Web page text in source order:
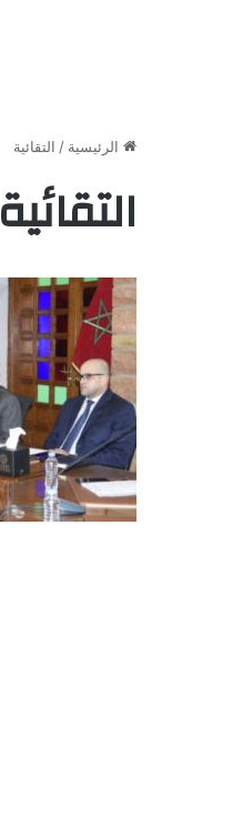
الرئيسية / التقائية
التقائية